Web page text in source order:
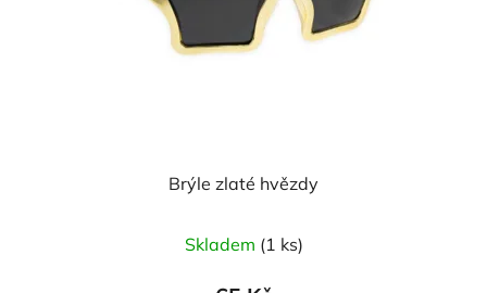
Brýle zlaté hvězdy
Skladem (1 ks)